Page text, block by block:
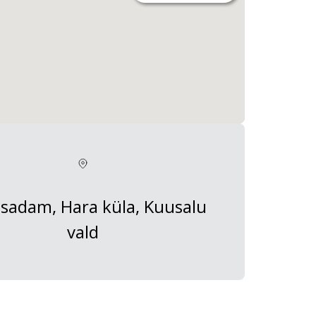
Hara küla, Kuusalu
vald